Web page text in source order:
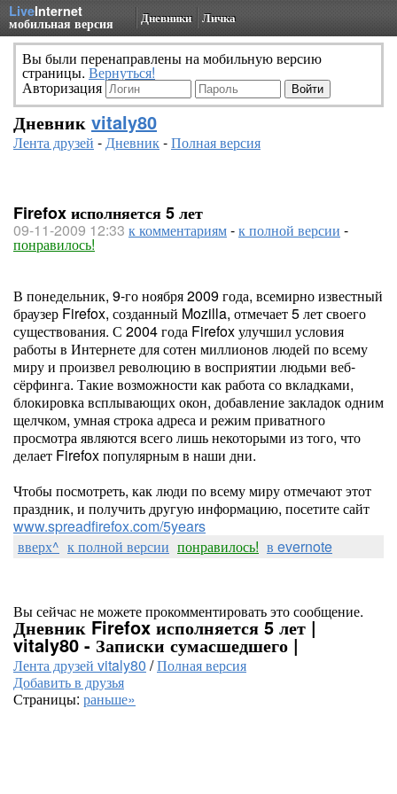
LiveInternet
мобильная версия Дневники Личка
Вы были перенаправлены на мобильную версию
страницы. Вернуться!
Авторизация
Дневник vitaly80
Лента друзей -Дневник-Полная версия
Firefox исполняется 5 лет
09-11-2009 12:33 к комментариям-к полной версии -
понравилось!
В понедельник, 9-го ноября 2009 года, всемирно известный
браузер Firefox, созданный Mozilla, отмечает 5 лет своего
существования. С 2004 года Firefox улучшил условия
работы в Интернете для сотен миллионов людей по всему
миру и произвел революцию в восприятии людьми веб-
сёрфинга. Такие возможности как работа со вкладками,
блокировка всплывающих окон, добавление закладок одним
щелчком, умная строка адреса и режим приватного
просмотра являются всего лишь некоторыми из того, что
делает Firefox популярным в наши дни.
Чтобы посмотреть, как люди по всему миру отмечают этот
праздник, и получить другую информацию, посетите сайт
www.spreadfirefox.com/5years
вверх^ к полной версии понравилось! в evernote
Вы сейчас не можете прокомментировать это сообщение.
Дневник Firefox исполняется 5 лет |
vitaly80 - Записки сумасшедшего |
Лента друзей vitaly80 /Полная версия
Добавить в друзья
Страницы: раньше»